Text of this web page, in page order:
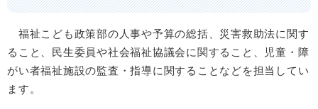
福祉こども政策部の人事や予算の総括、災害救助法に関す
ること、民生委員や社会福祉協議会に関すること、児童・障
がい者福祉施設の監査・指導に関することなどを担当してい
ます。